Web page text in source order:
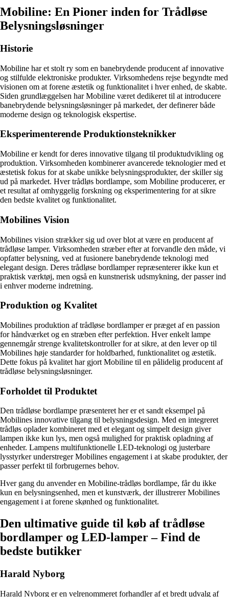
Mobiline: En Pioner inden for Trådløse
Belysningsløsninger
Historie
Mobiline har et stolt ry som en banebrydende producent af innovative
og stilfulde elektroniske produkter. Virksomhedens rejse begyndte med
visionen om at forene æstetik og funktionalitet i hver enhed, de skabte.
Siden grundlæggelsen har Mobiline været dedikeret til at introducere
banebrydende belysningsløsninger på markedet, der definerer både
moderne design og teknologisk ekspertise.
Eksperimenterende Produktionsteknikker
Mobiline er kendt for deres innovative tilgang til produktudvikling og
produktion. Virksomheden kombinerer avancerede teknologier med et
æstetisk fokus for at skabe unikke belysningsprodukter, der skiller sig
ud på markedet. Hver trådløs bordlampe, som Mobiline producerer, er
et resultat af omhyggelig forskning og eksperimentering for at sikre
den bedste kvalitet og funktionalitet.
Mobilines Vision
Mobilines vision strækker sig ud over blot at være en producent af
trådløse lamper. Virksomheden stræber efter at forvandle den måde, vi
opfatter belysning, ved at fusionere banebrydende teknologi med
elegant design. Deres trådløse bordlamper repræsenterer ikke kun et
praktisk værktøj, men også en kunstnerisk udsmykning, der passer ind
i enhver moderne indretning.
Produktion og Kvalitet
Mobilines produktion af trådløse bordlamper er præget af en passion
for håndværket og en stræben efter perfektion. Hver enkelt lampe
gennemgår strenge kvalitetskontroller for at sikre, at den lever op til
Mobilines høje standarder for holdbarhed, funktionalitet og æstetik.
Dette fokus på kvalitet har gjort Mobiline til en pålidelig producent af
trådløse belysningsløsninger.
Forholdet til Produktet
Den trådløse bordlampe præsenteret her er et sandt eksempel på
Mobilines innovative tilgang til belysningsdesign. Med en integreret
trådløs oplader kombineret med et elegant og simpelt design giver
lampen ikke kun lys, men også mulighed for praktisk opladning af
enheder. Lampens multifunktionelle LED-teknologi og justerbare
lysstyrker understreger Mobilines engagement i at skabe produkter, der
passer perfekt til forbrugernes behov.
Hver gang du anvender en Mobiline-trådløs bordlampe, får du ikke
kun en belysningsenhed, men et kunstværk, der illustrerer Mobilines
engagement i at forene skønhed og funktionalitet.
Den ultimative guide til køb af trådløse
bordlamper og LED-lamper – Find de
bedste butikker
Harald Nyborg
Harald Nyborg er en velrenommeret forhandler af et bredt udvalg af